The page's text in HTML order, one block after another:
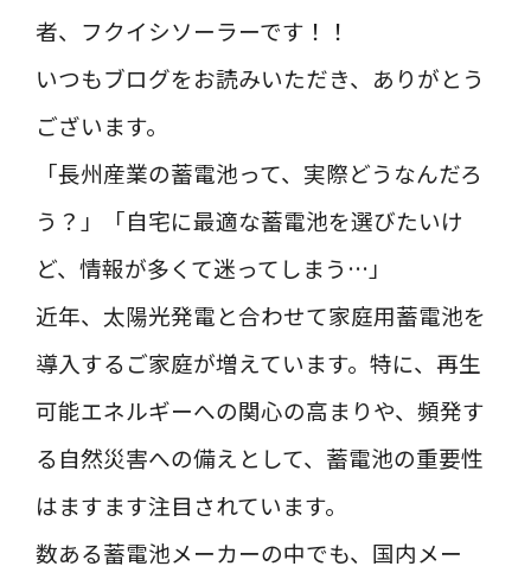
者、フクイシソーラーです！！
いつもブログをお読みいただき、ありがとう
ございます。
「長州産業の蓄電池って、実際どうなんだろ
う？」「自宅に最適な蓄電池を選びたいけ
ど、情報が多くて迷ってしまう…」
近年、太陽光発電と合わせて家庭用蓄電池を
導入するご家庭が増えています。特に、再生
可能エネルギーへの関心の高まりや、頻発す
る自然災害への備えとして、蓄電池の重要性
はますます注目されています。
数ある蓄電池メーカーの中でも、国内メー